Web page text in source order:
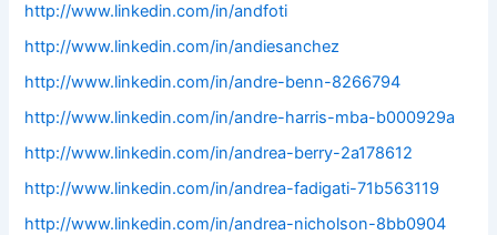
http://www.linkedin.com/in/andfoti
http://www.linkedin.com/in/andiesanchez
http://www.linkedin.com/in/andre-benn-8266794
http://www.linkedin.com/in/andre-harris-mba-b000929a
http://www.linkedin.com/in/andrea-berry-2a178612
http://www.linkedin.com/in/andrea-fadigati-71b563119
http://www.linkedin.com/in/andrea-nicholson-8bb0904